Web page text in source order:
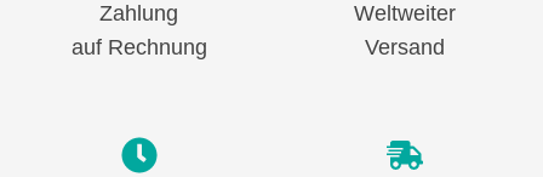
Zahlung
auf Rechnung
Weltweiter
Versand